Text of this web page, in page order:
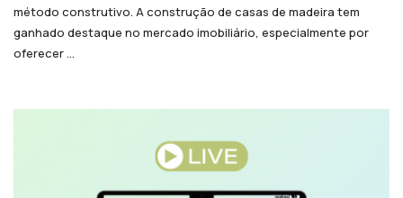
método construtivo. A construção de casas de madeira tem
ganhado destaque no mercado imobiliário, especialmente por
oferecer ...